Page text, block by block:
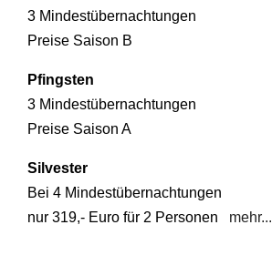
3 Mindestübernachtungen
Preise Saison B
Pfingsten
3 Mindestübernachtungen
Preise Saison A
Silvester
Bei 4 Mindestübernachtungen
nur 319,- Euro für 2 Personen mehr...